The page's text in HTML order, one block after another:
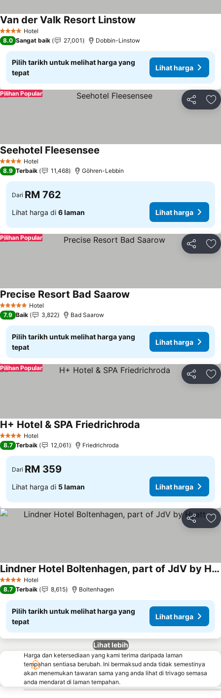
4 BintangHotel
Van der Valk Resort Linstow
8.0 Sangat baik 27,001 Dobbin-Linstow
Pilih tarikh untuk melihat harga yang
tepat
Lihat harga
Kongsi
Pilihan Popular
4 BintangHotel
Seehotel Fleesensee
8.9 Terbaik 11,468 Göhren-Lebbin
Dari RM 762
Lihat harga di 6 laman Lihat harga
Kongsi
Pilihan Popular
5 Bintang Hotel
Precise Resort Bad Saarow
7.9 Baik 3,822 Bad Saarow
Pilih tarikh untuk melihat harga yang
tepat
Lihat harga
Kongsi
Pilihan Popular
4 BintangHotel
H+ Hotel & SPA Friedrichroda
8.7 Terbaik 12,061 Friedrichroda
Dari RM 359
Lihat harga di 5 laman Lihat harga
Kongsi
4 BintangHotel
Lindner Hotel Boltenhagen, part of JdV by Hyatt
8.7 Terbaik 8,615 Boltenhagen
Pilih tarikh untuk melihat harga yang
tepat
Lihat harga
Lihat lebih
Harga dan ketersediaan yang kami terima daripada laman
tempahan sentiasa berubah. Ini bermaksud anda tidak semestinya
akan menemukan tawaran sama yang anda lihat di trivago semasa
anda mendarat di laman tempahan.